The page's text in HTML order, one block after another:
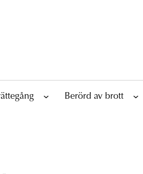
Berörd av brott